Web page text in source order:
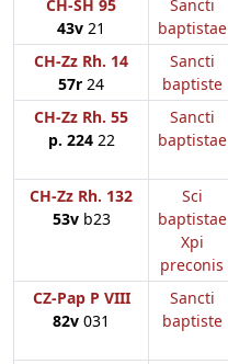
CH-SH 95
43v 21
Sancti
baptistae
CH-Zz Rh. 14
57r 24
Sancti
baptiste
CH-Zz Rh. 55
p. 22422
Sancti
baptistae
CH-Zz Rh. 132
53vb23
Sci
baptistae
Xpi
preconis
CZ-Pap P VIII
82v 031
Sancti
baptiste